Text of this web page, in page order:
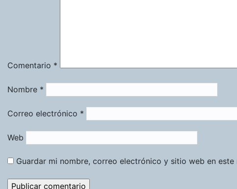
Comentario *
Nombre *
Correo electrónico *
Web
Guardar mi nombre, correo electrónico y sitio web en